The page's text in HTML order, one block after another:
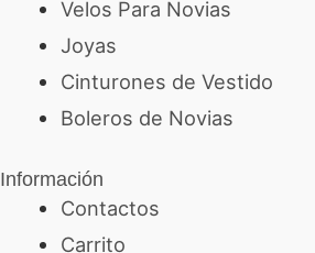
Velos Para Novias
Joyas
Cinturones de Vestido
Boleros de Novias
Información
Contactos
Carrito